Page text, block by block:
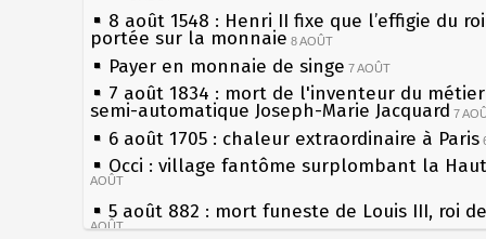
8 août 1548 : Henri II fixe que l’effigie du
portée sur la monnaie 8 AOÛT
Payer en monnaie de singe 7 AOÛT
7 août 1834 : mort de l'inventeur du
semi-automatique Joseph-Marie Jacquard 7
6 août 1705 : chaleur extraordinaire à Paris
Occi : village fantôme surplombant la
AOÛT
5 août 882 : mort funeste de Louis III, roi
AOÛT